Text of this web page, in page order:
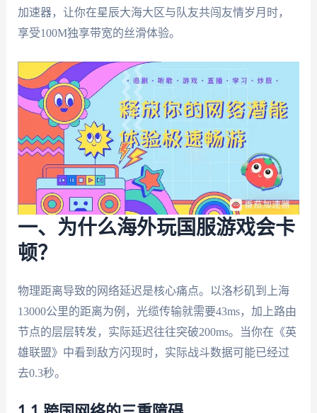
加速器，让你在星辰大海大区与队友共闯友情岁月时，
享受100M独享带宽的丝滑体验。
一、为什么海外玩国服游戏会卡
顿？
物理距离导致的网络延迟是核心痛点。以洛杉矶到上海
13000公里的距离为例，光缆传输就需要43ms，加上路由
节点的层层转发，实际延迟往往突破200ms。当你在《英
雄联盟》中看到敌方闪现时，实际战斗数据可能已经过
去0.3秒。